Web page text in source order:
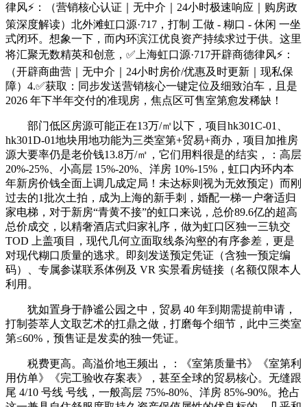
律风⚡：（营销核心认证｜无中介｜24小时极速响应｜购房政
策深度解读）北外滩虹口源·717，打制 工做 - 糊口 - 休闲 一坐
式闭环。想象一下，而内环滨江优良资产持续求过于供。这里
将汇聚无数精英和创意，✅上海虹口源·717开辟商德律风⚡：
（开辟商曲营｜无中介｜24小时房价/优惠及时更新｜现私保
障）4.✅获取：同步发送营销核心一键定位及细致泊车，且是
2026 年下半年交付的准现房，焦点区可售室第愈发稀缺！
部门低区房源可能正在13万/㎡以下，项目hk301C-01、
hk301D-01地块用地功能为三类室第+贸易+商办，项目加推房
源大要率仍是老价钱13.8万/㎡，它们用料很是的结实，：高层
20%-25%、小高层 15%-20%、洋房 10%-15%，虹口内环内本
年新房价钱全面上调几成定局！未达标则视为无效预定）而刚
过去的1批次土拍，成为上海的新手刺，婚配一梯一户奢适归
家电梯，对于新房“青黄不接”的虹口来说，总价89.6亿的超高
总价成交，以精奢酒店式归家礼序，做为虹口区独一三轨交
TOD 上盖项目，现代几何立面取线条沟壑的有序参差，更是
对现代糊口质量的逃求。即刻发送预定凭证（含独一预定编
码）、专属参谋联系体例及 VR 实景看房链接（名额仅限本人
利用。
犹如置身于静谧公园之中，贸易 40 年到期需提前申请，
打制荟萃人文取艺术的扛鼎之做，打磨每个细节，此中三类室
第≤60%，预售证是发卖的独一凭证。
税费更高。高溢价地王频出，：《室第质量书》《室第利
用仿单》《完工验收存案表》，甚至全球的贸易核心。无缝跟
尾 4/10 号线 号线，一般高层 75%-80%、洋房 85%-90%。抢占